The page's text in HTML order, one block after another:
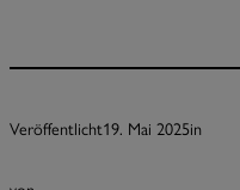
Veröffentlicht19. Mai 2025in